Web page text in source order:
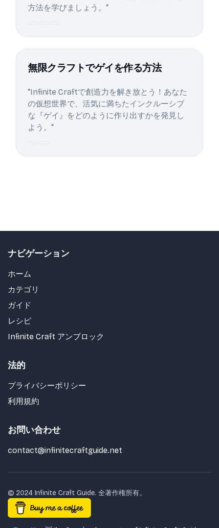
方法を学びましょう。"
無限クラフトでゲイを作る方法
"Infinite Craftで創造力を解き放とう！あなた
の仮想世界で、活気に満ちたインクルーシブ
な『ゲイ』をどのように作り出すかを発見し
よう。"
ナビゲーション
ホーム
カテゴリ
ガイド
レシピ
Infinite Craft アンブロック
法的
プライバシーポリシー
利用規約
お問い合わせ
contact@infinitecraftguide.net
© 2024 Infinite Craft Guide. 全著作権所有。